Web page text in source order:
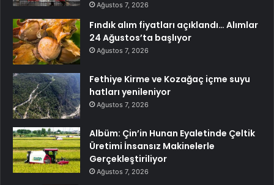
Ağustos 7, 2026
Fındık alım fiyatları açıklandı… Alımlar
24 Ağustos’ta başlıyor
Ağustos 7, 2026
Fethiye Kirme ve Kozağaç içme suyu
hatları yenileniyor
Ağustos 7, 2026
Albüm: Çin’in Hunan Eyaletinde Çeltik
Üretimi İnsansız Makinelerle
Gerçekleştiriliyor
Ağustos 7, 2026